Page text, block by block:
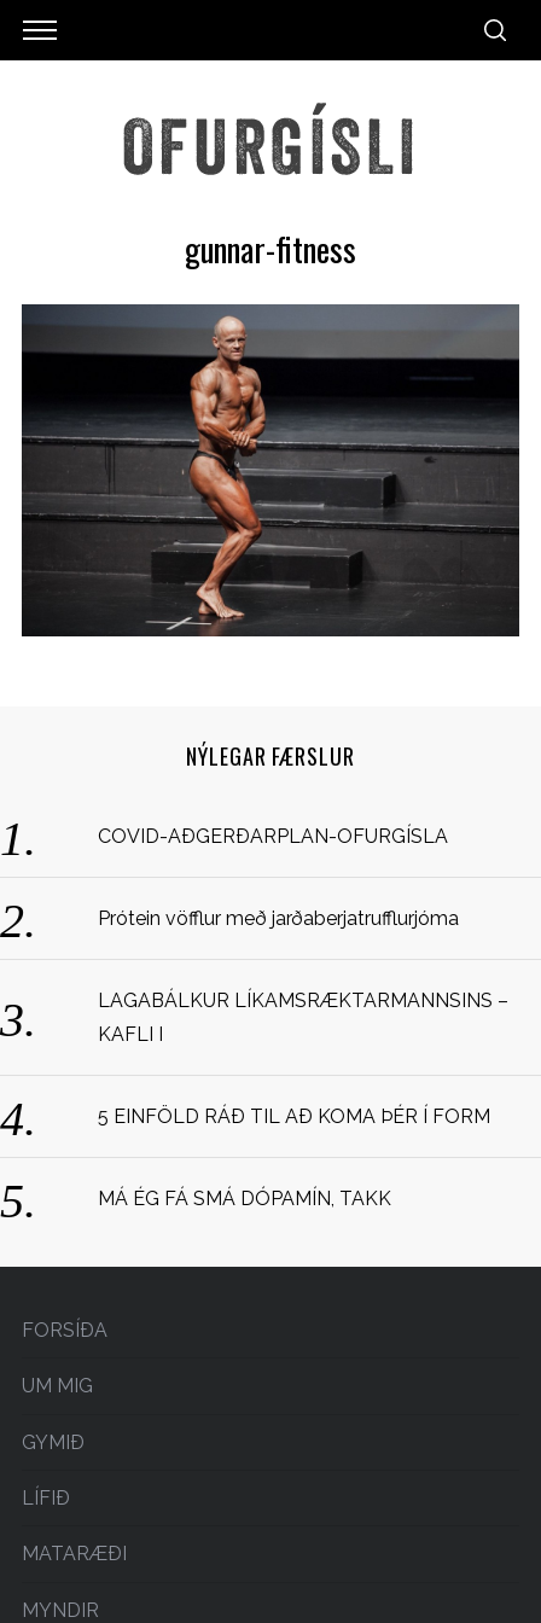
gunnar-fitness
NÝLEGAR FÆRSLUR
COVID-AÐGERÐARPLAN-OFURGÍSLA
Prótein vöfflur með jarðaberjatrufflurjóma
LAGABÁLKUR LÍKAMSRÆKTARMANNSINS –
KAFLI I
5 EINFÖLD RÁÐ TIL AÐ KOMA ÞÉR Í FORM
MÁ ÉG FÁ SMÁ DÓPAMÍN, TAKK
FORSÍÐA
UM MIG
GYMIÐ
LÍFIÐ
MATARÆÐI
MYNDIR
S
r
f
o
: